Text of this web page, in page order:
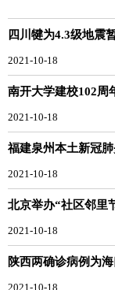
四川犍为4.3级地震
2021-10-18
南开大学建校102周
2021-10-18
福建泉州本土新冠
2021-10-18
北京举办“社区邻里
2021-10-18
陕西两确诊病例为
2021-10-18